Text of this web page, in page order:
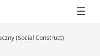
☰
(Social Construct)